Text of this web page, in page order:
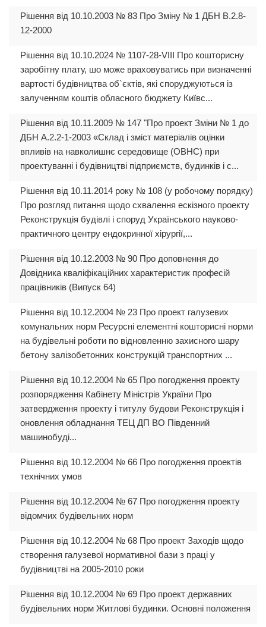
Рішення від 10.10.2003 № 83 Про Зміну № 1 ДБН В.2.8-
12-2000
Рішення від 10.10.2024 № 1107-28-VIII Про кошторисну
заробітну плату, шо може враховуватись при визначенні
вартості будівництва об`єктів, які споруджуються із
залученням коштів обласного бюджету Київс...
Рішення від 10.11.2009 № 147 "Про проект Зміни № 1 до
ДБН А.2.2-1-2003 «Склад і зміст матеріалів оцінки
впливів на навколишнє середовище (ОВНС) при
проектуванні і будівництві підприємств, будинків і с...
Рішення від 10.11.2014 року № 108 (у робочому порядку)
Про розгляд питання щодо схвалення ескізного проекту
Реконструкція будівлі і споруд Українського науково-
практичного центру ендокринної хірургії,...
Рішення від 10.12.2003 № 90 Про доповнення до
Довідника кваліфікаційних характеристик професій
працівників (Випуск 64)
Рішення від 10.12.2004 № 23 Про проект галузевих
комунальних норм Ресурсні елементні кошторисні норми
на будівельні роботи по відновленню захисного шару
бетону залізобетонних конструкцій транспортних ...
Рішення від 10.12.2004 № 65 Про погодження проекту
розпорядження Кабінету Міністрів України Про
затвердження проекту і титулу будови Реконструкція і
оновлення обладнання ТЕЦ ДП ВО Південний
машинобуді...
Рішення від 10.12.2004 № 66 Про погодження проектів
технічних умов
Рішення від 10.12.2004 № 67 Про погодження проекту
відомчих будівельних норм
Рішення від 10.12.2004 № 68 Про проект Заходів щодо
створення галузевої нормативної бази з праці у
будівництві на 2005-2010 роки
Рішення від 10.12.2004 № 69 Про проект державних
будівельних норм Житлові будинки. Основні положення